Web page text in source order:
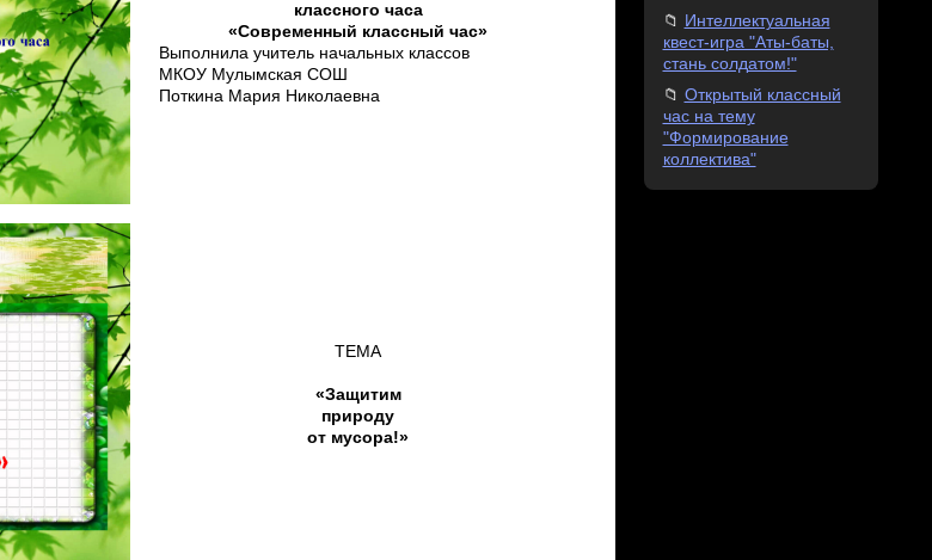
классного часа
«Современный классный час»
Выполнила учитель начальных классов
МКОУ Мулымская СОШ
Поткина Мария Николаевна
ТЕМА
«Защитим
природу
от мусора!»
Интеллектуальная
квест-игра "Аты-баты,
стань солдатом!"
Открытый классный
час на тему
"Формирование
коллектива"